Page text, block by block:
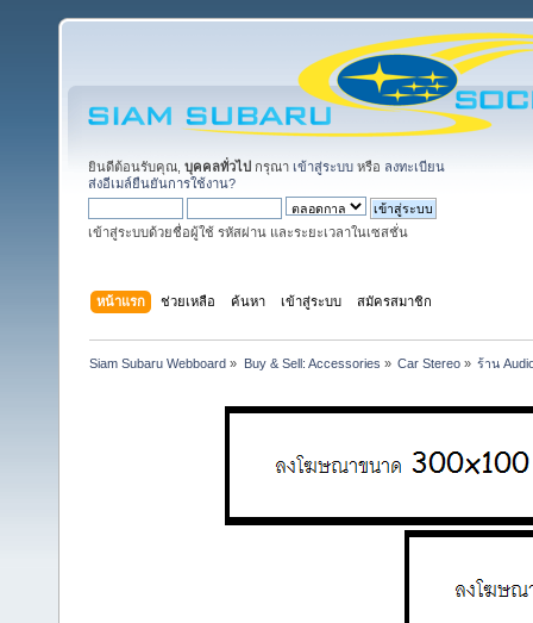
ยินดีต้อนรับคุณ, บุคคลทั่วไป กรุณา เข้าสู่ระบบ หรือ ลงทะเบียน
ส่งอีเมล์ยืนยันการใช้งาน?
เข้าสู่ระบบด้วยชื่อผู้ใช้ รหัสผ่าน และระยะเวลาในเซสชั่น
หน้าแรก ช่วยเหลือ ค้นหา เข้าสู่ระบบ สมัครสมาชิก
Siam Subaru Webboard » Buy & Sell: Accessories » Car Stereo» ร้าน